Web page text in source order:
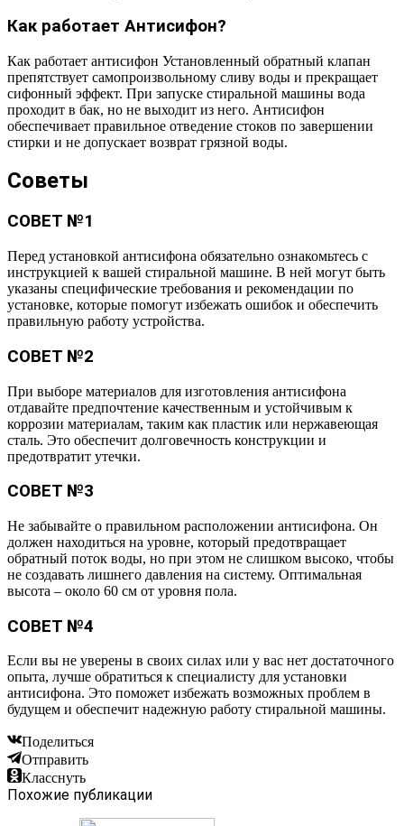
Как работает Антисифон?
Как работает антисифон Установленный обратный клапан
препятствует самопроизвольному сливу воды и прекращает
сифонный эффект. При запуске стиральной машины вода
проходит в бак, но не выходит из него. Антисифон
обеспечивает правильное отведение стоков по завершении
стирки и не допускает возврат грязной воды.
Советы
СОВЕТ №1
Перед установкой антисифона обязательно ознакомьтесь с
инструкцией к вашей стиральной машине. В ней могут быть
указаны специфические требования и рекомендации по
установке, которые помогут избежать ошибок и обеспечить
правильную работу устройства.
СОВЕТ №2
При выборе материалов для изготовления антисифона
отдавайте предпочтение качественным и устойчивым к
коррозии материалам, таким как пластик или нержавеющая
сталь. Это обеспечит долговечность конструкции и
предотвратит утечки.
СОВЕТ №3
Не забывайте о правильном расположении антисифона. Он
должен находиться на уровне, который предотвращает
обратный поток воды, но при этом не слишком высоко, чтобы
не создавать лишнего давления на систему. Оптимальная
высота – около 60 см от уровня пола.
СОВЕТ №4
Если вы не уверены в своих силах или у вас нет достаточного
опыта, лучше обратиться к специалисту для установки
антисифона. Это поможет избежать возможных проблем в
будущем и обеспечит надежную работу стиральной машины.
Поделиться
Отправить
Класснуть
Похожие публикации